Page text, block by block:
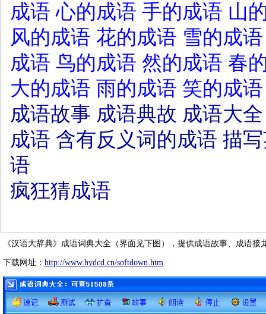
成语 心的成语 手的成语 山
风的成语 花的成语 雪的成语
成语 鸟的成语 然的成语 春
大的成语 雨的成语 笑的成语
成语故事 成语典故 成语大全
成语 含有反义词的成语 描
语
疯狂猜成语
《汉语大辞典》成语词典大全（界面见下图），提供成语故事、成语接
下载网址： http://www.hydcd.cn/softdown.htm